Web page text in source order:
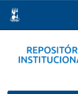
navigation